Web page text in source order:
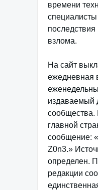
времени
взлома.
На сайт
ежедневная
издаваемый
сообщества.
главной
сообщение:
Z0n3.»
определен.
редакции